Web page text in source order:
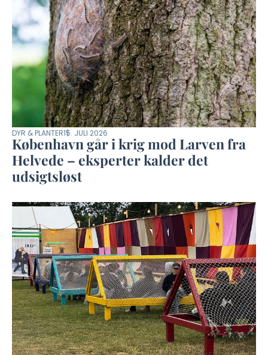
DYR & PLANTER15. JULI 2026
København går i krig mod Larven fra
Helvede – eksperter kalder det
udsigtsløst